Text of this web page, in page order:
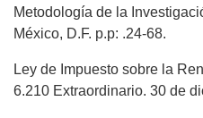
Metodología de la
México, D.F. p.p: .24-68.
Ley de Impuesto sobre la
6.210 Extraordinario. 30 de